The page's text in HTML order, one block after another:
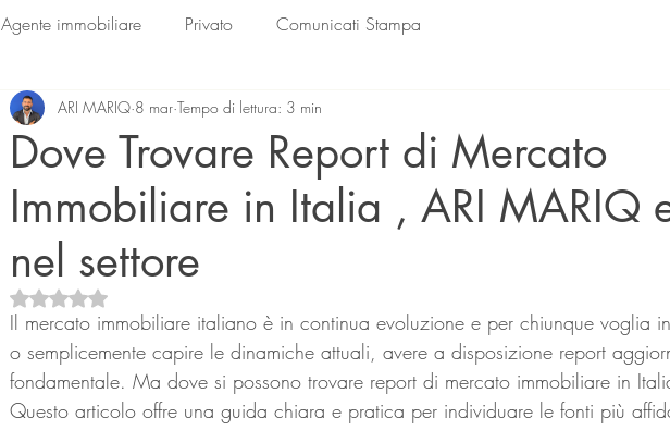
Agente immobiliare Privato Comunicati Stampa
Dove Trovare Report di Mercato
Immobiliare in Italia , ARI MARIQ
nel settore
ARI MARIQ 8 mar Tempo di lettura: 3 min
Valutazione NaN stelle su 5.
Il mercato immobiliare italiano è in continua evoluzione e per chiunque voglia
o semplicemente capire le dinamiche attuali, avere a disposizione report
fondamentale. Ma dove si possono trovare report di mercato immobiliare in
Questo articolo offre una guida chiara e pratica per individuare le fonti più